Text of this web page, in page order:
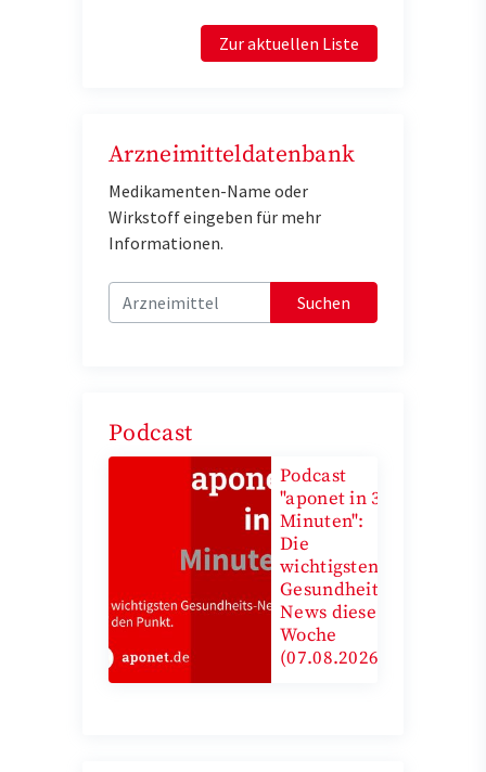
Zur aktuellen Liste
Arzneimitteldatenbank
Medikamenten-Name oder
Wirkstoff eingeben für mehr
Informationen.
Suchen
Podcast
Podcast
"aponet in 3
Minuten":
Die
wichtigsten
Gesundheits-
News diese
Woche
(07.08.2026)